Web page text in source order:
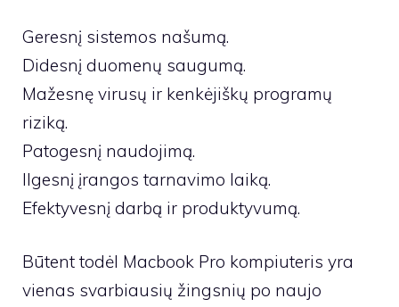
Geresnį sistemos našumą.
Didesnį duomenų saugumą.
Mažesnę virusų ir kenkėjiškų programų
riziką.
Patogesnį naudojimą.
Ilgesnį įrangos tarnavimo laiką.
Efektyvesnį darbą ir produktyvumą.
Būtent todėl Macbook Pro kompiuteris yra
vienas svarbiausių žingsnių po naujo